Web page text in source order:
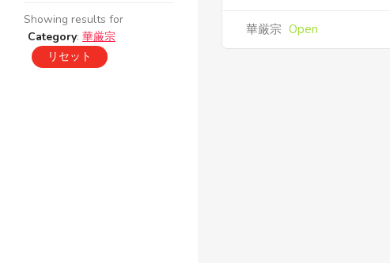
Showing results for
Category: 華厳宗
リセット
華厳宗 Open